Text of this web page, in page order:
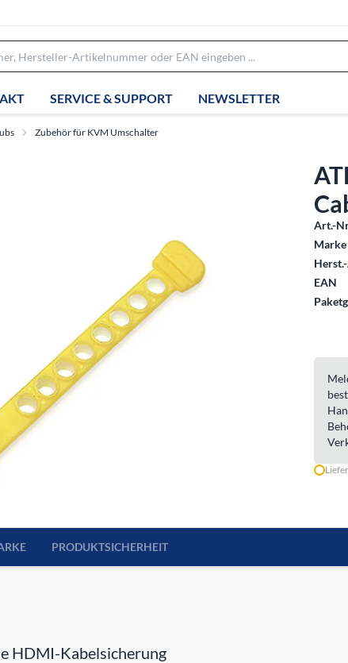
SERVICE & SUPPORT NEWSLETTER
Zubehör für KVM Umschalter
Art.-
EAN
PRODUKTSICHERHEIT
HDMI-Kabelsicherung